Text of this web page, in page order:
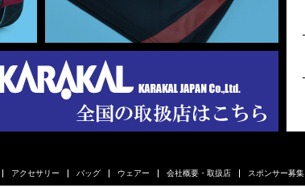
アクセサリー バッグ ウェアー 会社概要・取扱店 スポンサー募集